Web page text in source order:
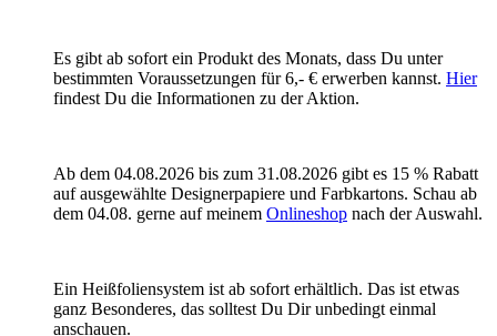
Es gibt ab sofort ein Produkt des Monats, dass Du unter
bestimmten Voraussetzungen für 6,- € erwerben kannst. Hier
findest Du die Informationen zu der Aktion.
Ab dem 04.08.2026 bis zum 31.08.2026 gibt es 15 % Rabatt
auf ausgewählte Designerpapiere und Farbkartons. Schau ab
dem 04.08. gerne auf meinem Onlineshop nach der Auswahl.
Ein Heißfoliensystem ist ab sofort erhältlich. Das ist etwas
ganz Besonderes, das solltest Du Dir unbedingt einmal
anschauen.